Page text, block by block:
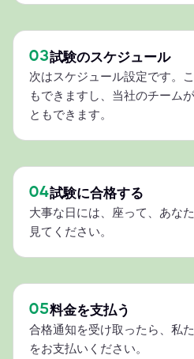
03試験のスケジュール
次はスケジュール設定です。
もできますし、当社のチーム
ともできます。
04試験に合格する
大事な日には、座って、あな
見てください。
05料金を支払う
合格通知を受け取ったら、私
をお支払いください。